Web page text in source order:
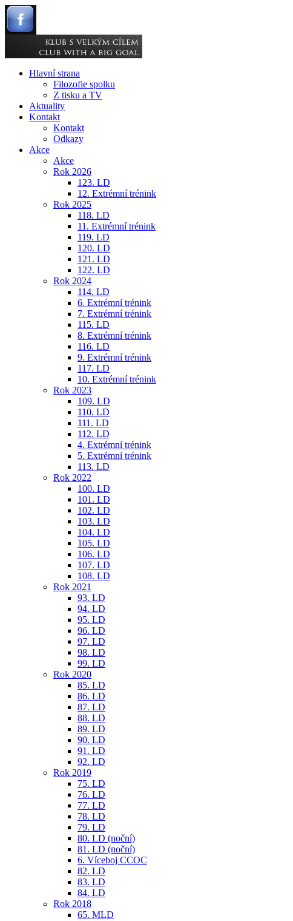
Hlavní strana
Filozofie spolku
Z tisku a TV
Aktuality
Kontakt
Kontakt
Odkazy
Akce
Akce
Rok 2026
123. LD
12. Extrémní trénink
Rok 2025
118. LD
11. Extrémní trénink
119. LD
120. LD
121. LD
122. LD
Rok 2024
114. LD
6. Extrémní trénink
7. Extrémní trénink
115. LD
8. Extrémní trénink
116. LD
9. Extrémní trénink
117. LD
10. Extrémní trénink
Rok 2023
109. LD
110. LD
111. LD
112. LD
4. Extrémní trénink
5. Extrémní trénink
113. LD
Rok 2022
100. LD
101. LD
102. LD
103. LD
104. LD
105. LD
106. LD
107. LD
108. LD
Rok 2021
93. LD
94. LD
95. LD
96. LD
97. LD
98. LD
99. LD
Rok 2020
85. LD
86. LD
87. LD
88. LD
89. LD
90. LD
91. LD
92. LD
Rok 2019
75. LD
76. LD
77. LD
78. LD
79. LD
80. LD (noční)
81. LD (noční)
6. Víceboj CCOC
82. LD
83. LD
84. LD
Rok 2018
65. MLD